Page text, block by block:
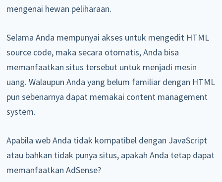
mengenai hewan peliharaan.
Selama Anda mempunyai akses untuk mengedit HTML
source code, maka secara otomatis, Anda bisa
memanfaatkan situs tersebut untuk menjadi mesin
uang. Walaupun Anda yang belum familiar dengan HTML
pun sebenarnya dapat memakai content management
system.
Apabila web Anda tidak kompatibel dengan JavaScript
atau bahkan tidak punya situs, apakah Anda tetap dapat
memanfaatkan AdSense?